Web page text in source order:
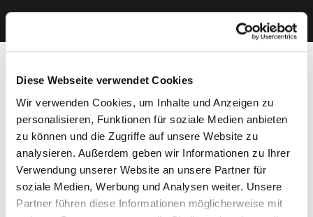
Diese Webseite verwendet Cookies
Wir verwenden Cookies, um Inhalte und Anzeigen zu
personalisieren, Funktionen für soziale Medien anbieten
zu können und die Zugriffe auf unsere Website zu
analysieren. Außerdem geben wir Informationen zu Ihrer
Verwendung unserer Website an unsere Partner für
soziale Medien, Werbung und Analysen weiter. Unsere
Partner führen diese Informationen möglicherweise mit